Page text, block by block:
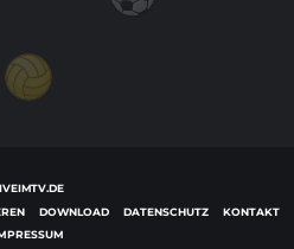
DOWNLOAD DATENSCHUTZ
KONTAKT